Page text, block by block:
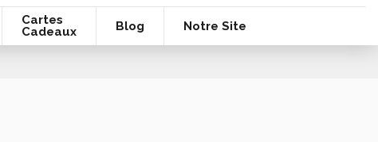
Cartes
Cadeaux
Blog Notre Site